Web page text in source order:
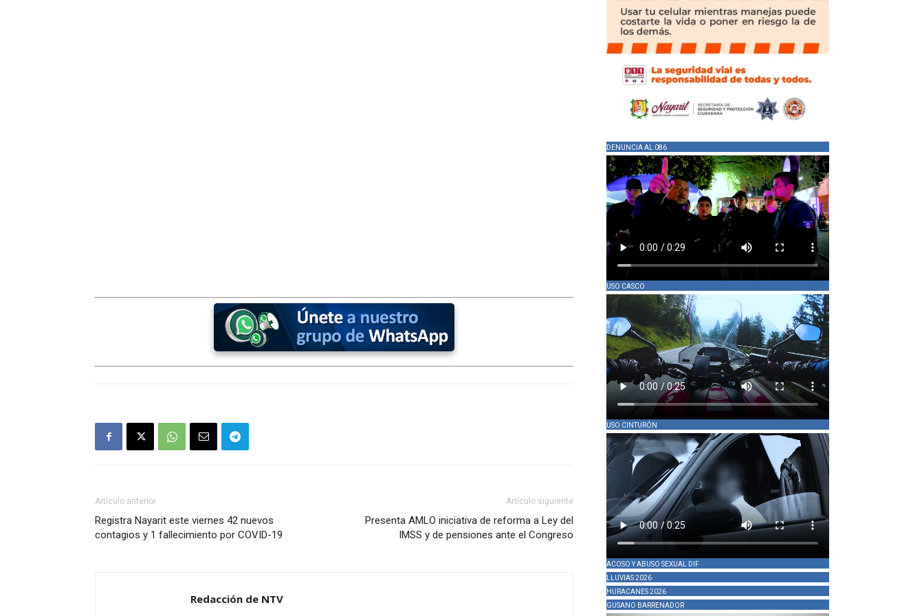
Artículo anterior
Registra Nayarit este viernes 42 nuevos
contagios y 1 fallecimiento por COVID-19
Artículo siguiente
Presenta AMLO iniciativa de reforma a Ley del
IMSS y de pensiones ante el Congreso
Redacción de NTV
DENUNCIA AL 086
USO CASCO
USO CINTURÓN
ACOSO Y ABUSO SEXUAL DIF
LLUVIAS 2026
HURACANES 2026
GUSANO BARRENADOR